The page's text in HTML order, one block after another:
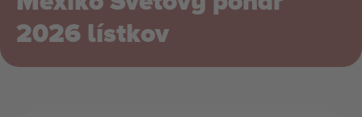
2026 lístkov